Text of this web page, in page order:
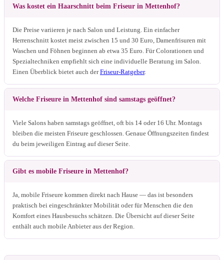
Was kostet ein Haarschnitt beim Friseur in Mettenhof?
Die Preise variieren je nach Salon und Leistung. Ein einfacher
Herrenschnitt kostet meist zwischen 15 und 30 Euro, Damenfrisuren mit
Waschen und Föhnen beginnen ab etwa 35 Euro. Für Colorationen und
Spezialtechniken empfiehlt sich eine individuelle Beratung im Salon.
Einen Überblick bietet auch derFriseur-Ratgeber.
Welche Friseure in Mettenhof sind samstags geöffnet?
Viele Salons haben samstags geöffnet, oft bis 14 oder 16 Uhr. Montags
bleiben die meisten Friseure geschlossen. Genaue Öffnungszeiten findest
du beim jeweiligen Eintrag auf dieser Seite.
Gibt es mobile Friseure in Mettenhof?
Ja, mobile Friseure kommen direkt nach Hause — das ist besonders
praktisch bei eingeschränkter Mobilität oder für Menschen die den
Komfort eines Hausbesuchs schätzen. Die Übersicht auf dieser Seite
enthält auch mobile Anbieter aus der Region.